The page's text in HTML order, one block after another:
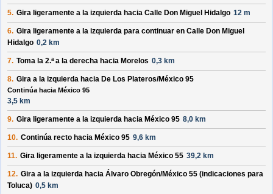
5. Gira ligeramente a la izquierda hacia Calle Don Miguel Hidalgo 12 m
6. Gira ligeramente a la izquierda para continuar en Calle Don Miguel
Hidalgo 0,2 km
7. Toma la 2.ª a la derecha hacia Morelos 0,3 km
8. Gira a la izquierda hacia De Los Plateros/México 95
Continúa hacia México 95
3,5 km
9. Gira ligeramente a la izquierda hacia México 95 8,0 km
10. Continúa recto hacia México 95 9,6 km
11. Gira ligeramente a la izquierda hacia México 55 39,2 km
12. Gira a la izquierda hacia Álvaro Obregón/México 55 (indicaciones para
Toluca) 0,5 km